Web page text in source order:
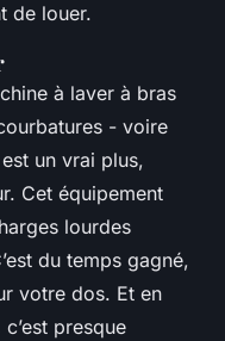
de louer.
à laver à bras
- voire
est un vrai plus,
Cet équipement
lourdes
du temps gagné,
votre dos. Et en
presque